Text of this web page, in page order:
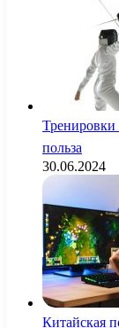
польза
30.06.2024
Китайская